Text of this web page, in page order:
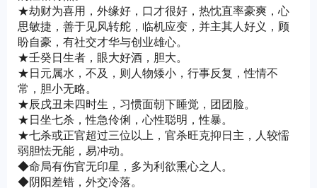
★劫财为喜用，外缘好，口才很好，热忱直率豪爽，心
思敏捷，善于见风转舵，临机应变，并主其人好义，顾
盼自豪，有社交才华与创业雄心。
★壬癸日生者，眼大好酒，胆大。
★日元属水，不及，则人物矮小，行事反复，性情不
常，胆小无略。
★辰戌丑未四时生，习惯面朝下睡觉，团团脸。
★日坐七杀，性急伶俐，心性聪明，性暴。
★七杀或正官超过三位以上，官杀旺克抑日主，人较懦
弱胆怯无能，易冲动。
◆命局有伤官无印星，多为利欲熏心之人。
◆阴阳差错，外交冷落。